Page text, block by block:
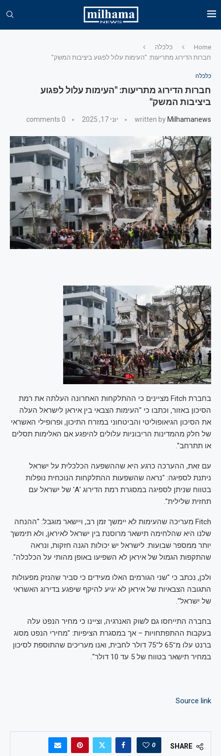
Home
כלכלה
חברות הדירוג מתריעות: "העימות עלול לפגוע ביציבות המשק"
כלכלה
חברות הדירוג מתריעות: "העימות עלול לפגוע
ביציבות המשק"
written by Milhamanews יוני 17, 2025 0 comments
בחברת Fitch מציינים כי ההתלקחות האחרונה העלתה את רמת
הסיכון באזור, וכתבו כי "העימות הצבאי בין איראן לישראל העלה
את הסיכון הגיאופוליטי והביטחוני במזרח התיכון, ופרופילי האשראי
של חלק מהמדינות הריבוניות עלולים להיפגע אם האלימות תסלים
או תתרחב".
עם זאת, ההערכה כרגע היא שההשפעה הכלכלית על ישראל
ניתנת לספיגה: "נראה שהשפעות ההתלקחות הנוכחית נופלות
בטווח שניתן לספיגה במסגרת רמת הדירוג 'A' של ישראל עם
תחזית שלילית".
Fitch מעריכה שהעימות לא יימשך זמן רב, ויישאר מוגבל: "ההנחה
שלנו היא שהלחימה תישאר מרוסנת בין ישראל לאיראן, ולא תימשך
יותר ממספר שבועות. לישראל יש יכולות הגנה חזקות, ונראה
שהתקפות הגמול של איראן לא השפיעו באופן מהותי על הכלכלה".
ולכן, נכתב כי "שני הגורמים האלו מעידים כי סביר שהנזק מפעולות
התגובה הצבאיות של איראן לא יגיע להיקף שיפגע בדירוג האשראי
של ישראל".
בחברה התייחסו גם לשוק האנרגיה, וציינו כי מחיר הנפט עלה
בעקבות ההתפתחויות – אך במסגרת הציפיות: "מחירי הנפט מסוג
ברנט עלו מ־65 ל־75 דולר לחבית, ואנו מעריכים שהתוספת לסיכון
במחיר תישאר בטווח של 5 עד 10 דולר".
Source link
SHARE
0